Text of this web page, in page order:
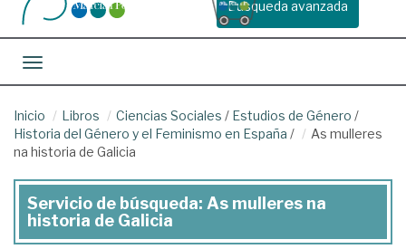
Busqueda avanzada
Toggle navigation
Inicio Libros Ciencias Sociales / Estudios de Género /
Historia del Género y el Feminismo en España /
As mulleres
na historia de Galicia
Servicio de búsqueda: As mulleres na
historia de Galicia